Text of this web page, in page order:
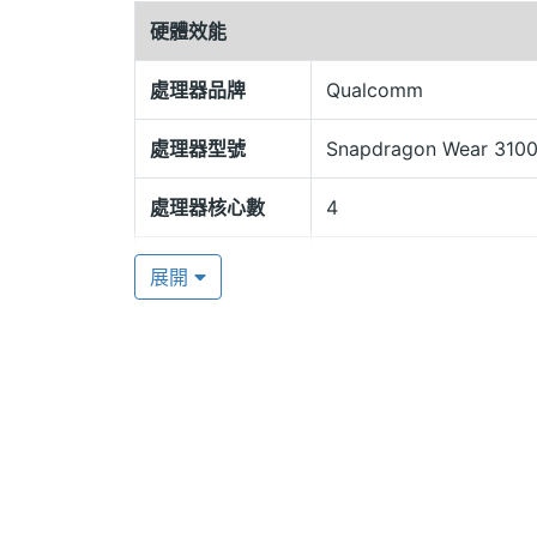
四核心處理器、512MB RAM / 4GB
置連線使用，即時接收查看簡訊、電子
日心率監控，讓用戶更加了解自身的身
延長電池使用壽命。
音樂媒體串流
Misfit Vapor X 提供音樂媒體串流服務，
過藍牙耳機進行收聽，手錶即是你的音
硬體效能
處理器品牌 Qualcomm
處理器型號 Snapdragon Wear 3100
處理器核心數 4
圖形處理器
展開